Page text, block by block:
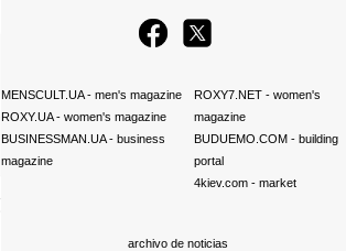
MENSCULT.UA- men's magazine
ROXY.UA- women's magazine
BUSINESSMAN.UA- business
magazine
ROXY7.NET- women's
magazine
BUDUEMO.COM- building
portal
4kiev.com- market
archivo de noticias